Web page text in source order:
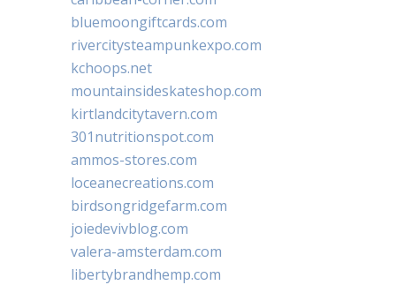
bluemoongiftcards.com
rivercitysteampunkexpo.com
kchoops.net
mountainsideskateshop.com
kirtlandcitytavern.com
301nutritionspot.com
ammos-stores.com
loceanecreations.com
birdsongridgefarm.com
joiedevivblog.com
valera-amsterdam.com
libertybrandhemp.com